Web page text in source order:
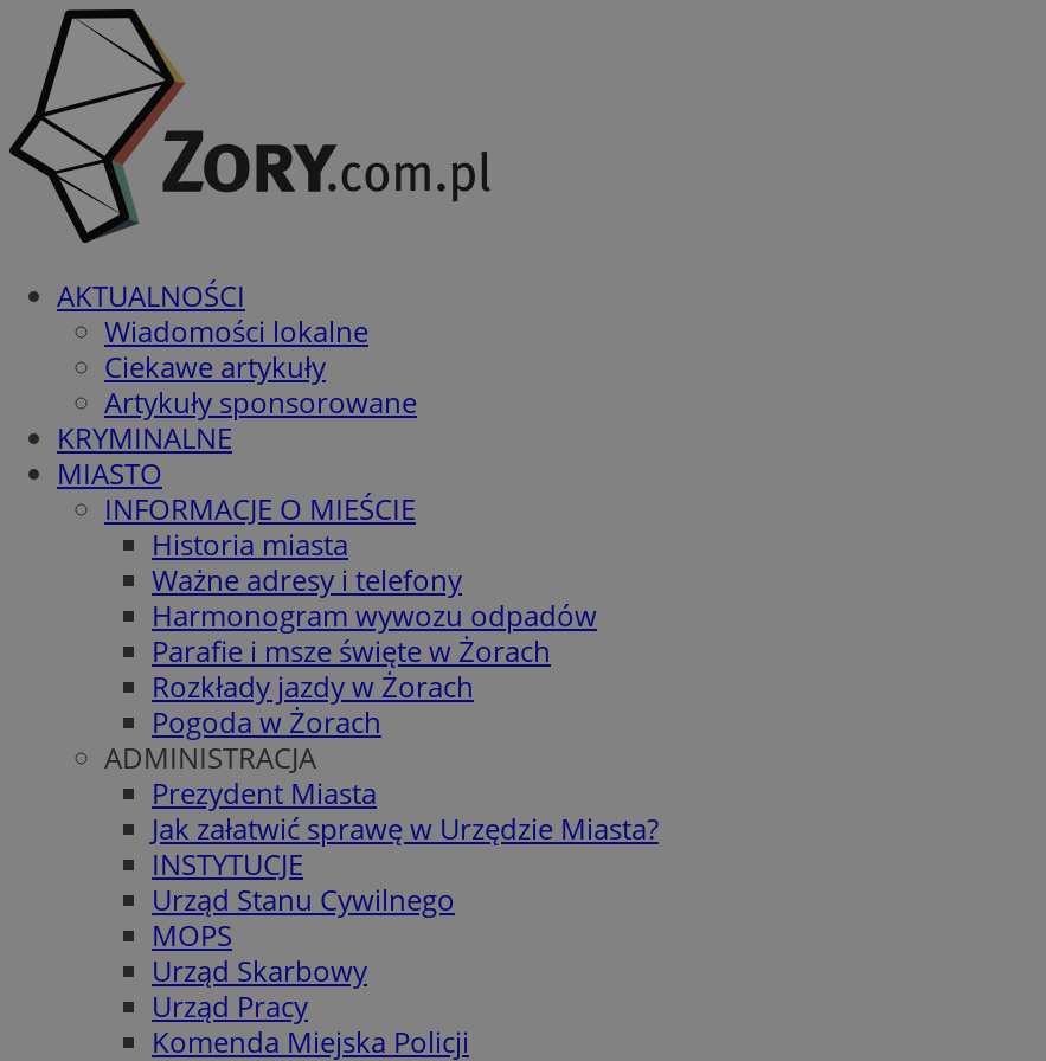
AKTUALNOŚCI
Wiadomości lokalne
Ciekawe artykuły
Artykuły sponsorowane
KRYMINALNE
MIASTO
INFORMACJE O MIEŚCIE
Historia miasta
Ważne adresy i telefony
Harmonogram wywozu odpadów
Parafie i msze święte w Żorach
Rozkłady jazdy w Żorach
Pogoda w Żorach
ADMINISTRACJA
Prezydent Miasta
Jak załatwić sprawę w Urzędzie Miasta?
INSTYTUCJE
Urząd Stanu Cywilnego
MOPS
Urząd Skarbowy
Urząd Pracy
Komenda Miejska Policji